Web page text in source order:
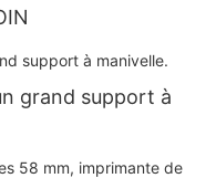
grand support à